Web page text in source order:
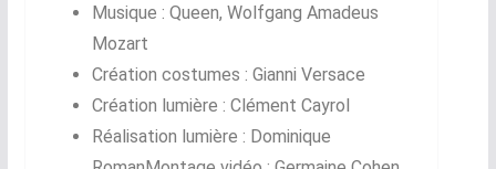
Musique : Queen, Wolfgang Amadeus
Mozart
Création costumes : Gianni Versace
Création lumière : Clément Cayrol
Réalisation lumière : Dominique